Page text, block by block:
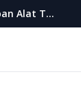
Distributor Flow Meter dan Pusat Perlengkapan Alat Teknik Indonesia